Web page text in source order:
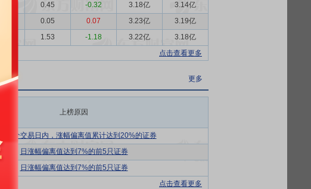
艺显著提高了营养原料的稳定性和生物利用率；绿色
。同时，行业也面临供需结构性失衡、价格周期性大
格局，健康意识提升、人口老龄化深化与慢病管理需
为1926.5亿美元，预计到2033年将达到4145.2亿美
延伸，基本形成了上游原料生产商、中游生产研发、
协同效应，使公司能够快速响应全球市场需求，为全
模化的生物酶库平台，拥有完整的技术产业链转化平
，可不断利用合成生物学的“工程特质”，实现合成途
0.45 -0.32 3.18亿
3.14亿
0.05 0.07 3.23亿
3.19亿
1.53 -1.18 3.22亿
3.18亿
点击查看更多
更多
上榜原因
三个交易日内，涨幅偏离值累计达到20%的证券
日涨幅偏离值达到7%的前5只证券
日涨幅偏离值达到7%的前5只证券
点击查看更多